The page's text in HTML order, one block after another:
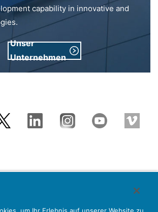
capability in innovative and
Unser
Unternehmen